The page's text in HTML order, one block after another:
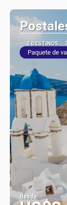
3 DESTINOS
Paquete de
desde: